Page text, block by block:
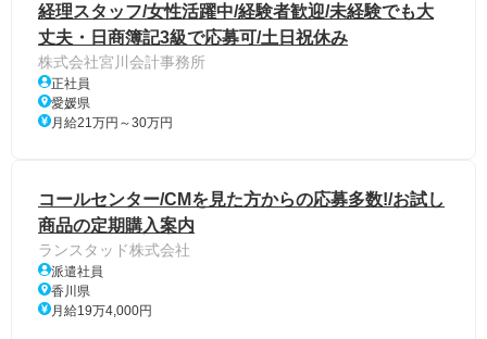
経理スタッフ/女性活躍中/経験者歓迎/未経験でも大
丈夫・日商簿記3級で応募可/土日祝休み
株式会社宮川会計事務所
正社員
愛媛県
月給21万円～30万円
コールセンター/CMを見た方からの応募多数!/お試し
商品の定期購入案内
ランスタッド株式会社
派遣社員
香川県
月給19万4,000円